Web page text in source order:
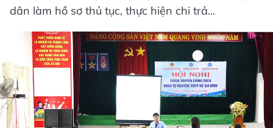
dân làm hồ sơ thủ tục, thực hiện chi trả...